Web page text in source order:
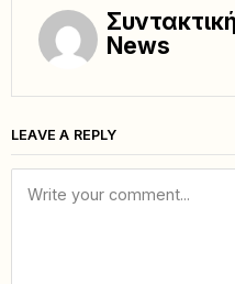
News
LEAVE A REPLY